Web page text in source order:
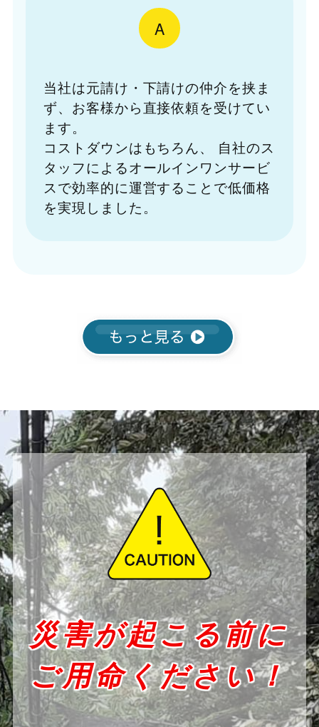
A
当社は元請け・下請けの仲介を挟ま
ず、お客様から直接依頼を受けてい
ます。
コストダウンはもちろん、
自社のス
タッフによるオールインワンサービ
スで効率的に運営することで低価格
を実現しました。
災害が起こる前に
ご用命ください！